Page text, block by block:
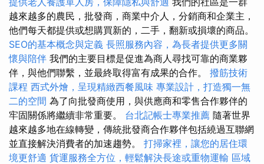
越來越多的農民，批發商，商業中介人，分銷商和企業主，
他們每天都提供或想購買新的，二手，翻新或損壞的商品。
SEO的基本概念與定義 長照服務內容，為長者提供更多關
懷與陪伴 我們的主要目標是促進為商人尋找可靠的商業夥
伴，與他們聯繫，並最終取得富有成果的合作。 撥筋技術
課程 西式外燴，呈現精緻西餐風味 專業設計，打造獨一無
二的空間 為了向批發商使用，與供應商和零售合作夥伴的
牢固關係將繼續非常重要。 台北記帳士專業推薦 隨著世界
越來越多地在線轉變，傳統批發商合作夥伴包括繞過互聯網
並直接解決消費者的加速趨勢。 打掃家裡，讓您的居住環
境更舒適 貨運服務全方位，輕鬆解決長途或重物運輸 區域